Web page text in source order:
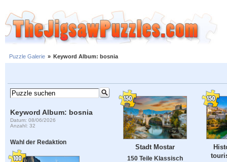
Puzzle Galerie » Keyword Album: bosnia
Keyword Album: bosnia
Datum: 08/06/2026
Anzahl: 32
Wahl der Redaktion
Stadt Mostar
150 Teile Klassisch